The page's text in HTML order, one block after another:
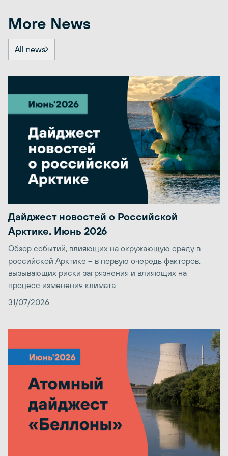
More News
All news
Дайджест новостей о Российской
Арктике. Июнь 2026
Обзор событий, влияющих на окружающую среду в
российской Арктике – в первую очередь факторов,
вызывающих риски загрязнения и влияющих на
процесс изменения климата
31/07/2026